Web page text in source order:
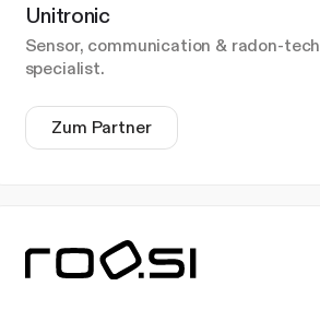
Unitronic
Sensor, communication & radon-tech
specialist.
Zum Partner